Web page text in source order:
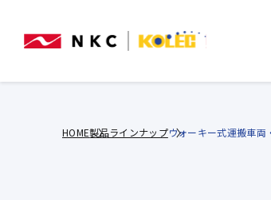
HOME製品ラインナップウォーキー式運搬車両